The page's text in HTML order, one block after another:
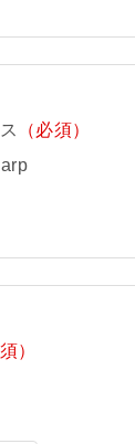
（必須）
）